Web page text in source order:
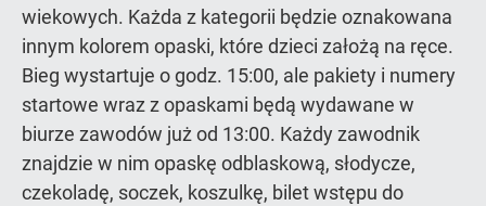
wiekowych. Każda z kategorii będzie oznakowana
innym kolorem opaski, które dzieci założą na ręce.
Bieg wystartuje o godz. 15:00, ale pakiety i numery
startowe wraz z opaskami będą wydawane w
biurze zawodów już od 13:00. Każdy zawodnik
znajdzie w nim opaskę odblaskową, słodycze,
czekoladę, soczek, koszulkę, bilet wstępu do